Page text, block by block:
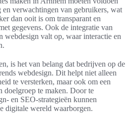
en verwachtingen van gebruikers, wat
dan ooit is om transparant en
gegevens. Ook de integratie van
webdesign valt op, waar interactie en
is het van belang dat bedrijven op de
webdesign. Dit helpt niet alleen
te versterken, maar ook om een
doelgroep te maken. Door te
en SEO-strategieën kunnen
digitale wereld waarborgen.